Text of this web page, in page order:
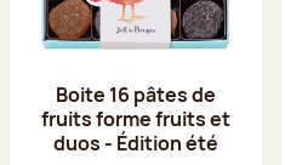
Boite 16 pâtes de
fruits forme fruits et
duos - Édition été